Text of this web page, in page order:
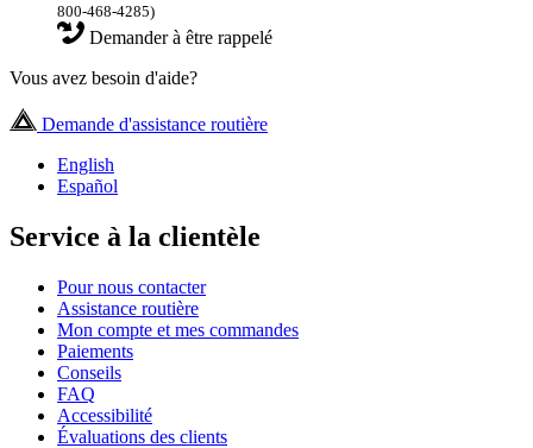
800-468-4285)
Demander à être rappelé
Vous avez besoin d'aide?
Demande d'assistance routière
English
Español
Service à la clientèle
Pour nous contacter
Assistance routière
Mon compte et mes commandes
Paiements
Conseils
FAQ
Accessibilité
Évaluations des clients